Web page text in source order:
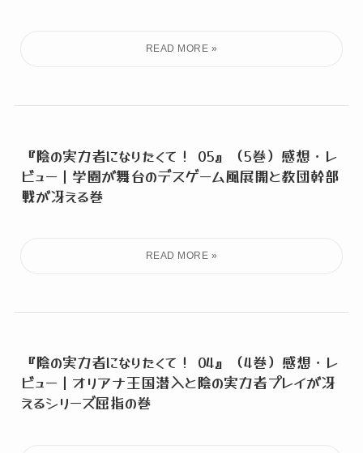
『陰の実力者になりたくて！ 05』（5巻）感想・レ
ビュー｜学園が舞台のデスゲーム風展開と教団幹部
戦が冴える巻
『陰の実力者になりたくて！ 04』（4巻）感想・レ
ビュー｜オリアナ王国潜入と陰の実力者プレイが冴
えるシリーズ屈指の巻